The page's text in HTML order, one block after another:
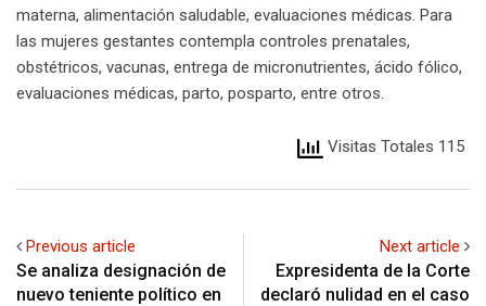
materna, alimentación saludable, evaluaciones médicas. Para
las mujeres gestantes contempla controles prenatales,
obstétricos, vacunas, entrega de micronutrientes, ácido fólico,
evaluaciones médicas, parto, posparto, entre otros.
Visitas Totales 115
Previous article
Se analiza designación de
nuevo teniente político en
Next article
Expresidenta de la Corte
declaró nulidad en el caso